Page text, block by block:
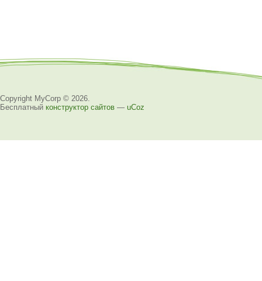
Copyright MyCorp © 2026
Бесплатный конструктор сайтов — uCoz